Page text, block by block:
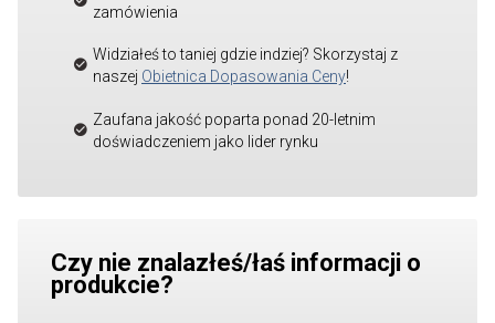
zamówienia
Widziałeś to taniej gdzie indziej? Skorzystaj z
naszej Obietnica Dopasowania Ceny!
Zaufana jakość poparta ponad 20-letnim
doświadczeniem jako lider rynku
Czy nie znalazłeś/łaś informacji o
produkcie?